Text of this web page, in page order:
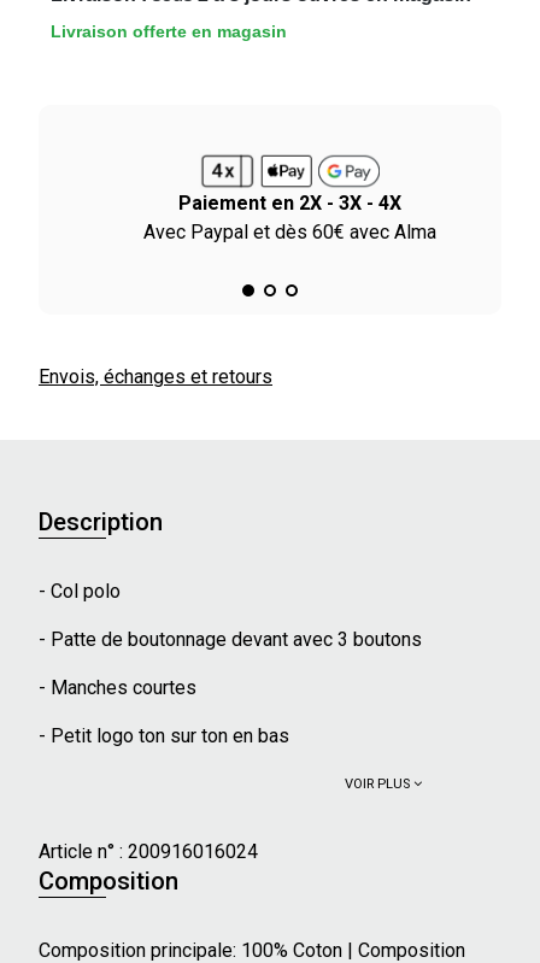
Livraison offerte en magasin
Paiement en 2X - 3X - 4X
Avec Paypal et dès 60€ avec Alma
Envois, échanges et retours
Description
- Col polo
- Patte de boutonnage devant avec 3 boutons
- Manches courtes
- Petit logo ton sur ton en bas
VOIR PLUS
Article n° : 200916016024
Composition
Composition principale: 100% Coton | Composition